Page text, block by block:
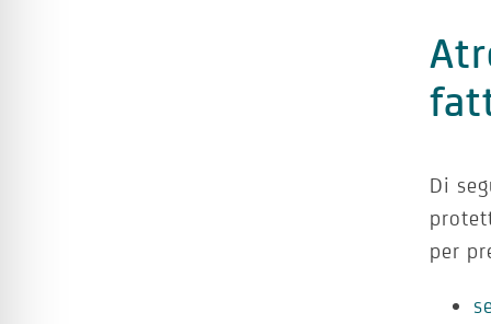
Di
per